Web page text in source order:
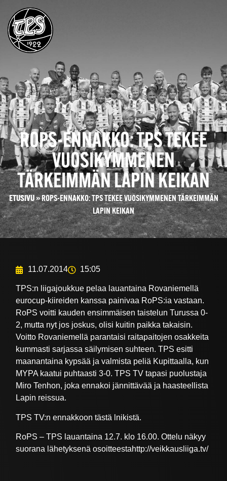
ROPS-ENNAKKO: TPS TEKEE
VUOSIKYMMENEN
TÄRKEIMMÄN LAPIN KEIKAN
ETUSIVU»ROPS-ENNAKKO: TPS TEKEE VUOSIKYMMENEN TÄRKEIMMÄN
LAPIN KEIKAN
11.07.2014 15:05
TPS:n liigajoukkue pelaa lauantaina Rovaniemellä
eurocup-kiireiden kanssa painivaa RoPS:ia vastaan.
RoPS voitti kauden ensimmäisen taistelun Turussa 0-
2, mutta nyt jos joskus, olisi kuitin paikka takaisin.
Voitto Rovaniemellä parantaisi raitapaitojen osakkeita
kummasti sarjassa säilymisen suhteen. TPS esitti
maanantaina kypsää ja valmista peliä Kupittaalla, kun
MYPA kaatui puhtaasti 3-0. TPS TV tapasi puolustaja
Miro Tenhon, joka ennakoi jännittävää ja haasteellista
Lapin reissua.
TPS TV:n ennakkoon tästä lnikistä.
RoPS – TPS lauantaina 12.7. klo 16.00. Ottelu näkyy
suorana lähetyksenä osoitteestahttp://veikkausliiga.tv/